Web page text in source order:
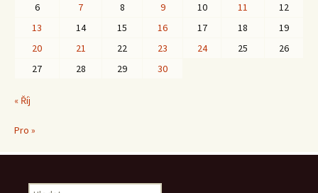
6
7 8 9 10 11
12
13
14 15 16 17 18
19
20
21 22 23 24 25
26
27
28 29 30
« Říj
Pro »
Vyhledávání